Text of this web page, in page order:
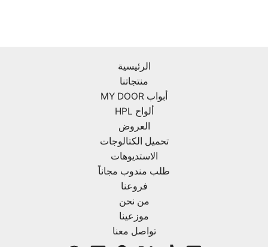
الرئيسية
منتجاتنا
أبواب MY DOOR
ألواح HPL
العروض
تحميل الكتالوجات
الاستديوهات
طلب مندوب مجاناً
فروعنا
من نحن
موزعينا
تواصل معنا